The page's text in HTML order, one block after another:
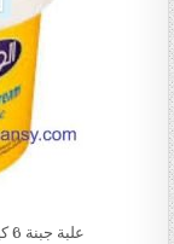
علبة جبنة 6 كيلو